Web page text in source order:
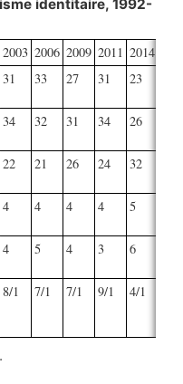
identitaire, 1992-
2003 2006 2009 2011 2014
31 33 27 31 23
34 32 31 34 26
22 21 26 24 32
4 4 4 4 5
4 5 4 3 6
8/1 7/1 7/1 9/1 4/1